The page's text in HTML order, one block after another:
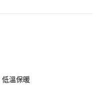
溫保暖